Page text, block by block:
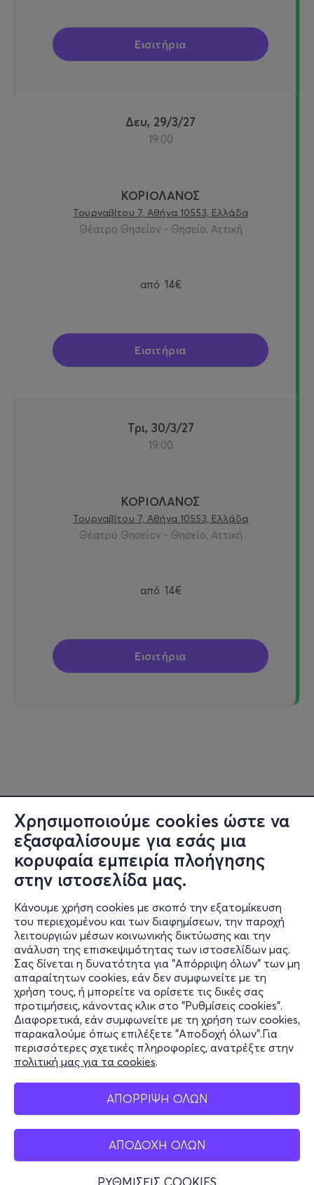
Χρησιμοποιούμε cookies ώστε να
εξασφαλίσουμε για εσάς μια
κορυφαία εμπειρία πλοήγησης
στην ιστοσελίδα μας.
Κάνουμε χρήση cookies με σκοπό την εξατομίκευση
του περιεχομένου και των διαφημίσεων, την παροχή
λειτουργιών μέσων κοινωνικής δικτύωσης και την
ανάλυση της επισκεψιμότητας των ιστοσελίδων μας.
Σας δίνεται η δυνατότητα για "Απόρριψη όλων" των μη
απαραίτητων cookies, εάν δεν συμφωνείτε με τη
χρήση τους, ή μπορείτε να ορίσετε τις δικές σας
προτιμήσεις, κάνοντας κλικ στο "Ρυθμίσεις cookies".
Διαφορετικά, εάν συμφωνείτε με τη χρήση των cookies,
παρακαλούμε όπως επιλέξετε "Αποδοχή όλων".Για
περισσότερες σχετικές πληροφορίες, ανατρέξτε στην
πολιτική μας για τα cookies.
ΑΠΟΡΡΙΨΗ ΟΛΩΝ
ΑΠΟΔΟΧΗ ΟΛΩΝ
ΡΥΘΜΙΣΕΙΣ COOKIES
Εισιτήρια
Δευ, 29/3/27
19:00
ΚΟΡΙΟΛΑΝΟΣ
Τουρναβίτου 7, Αθήνα 10553, Ελλάδα
Θέατρο Θησείον - Θησείο, Αττική
από 14€
Εισιτήρια
Τρι, 30/3/27
19:00
ΚΟΡΙΟΛΑΝΟΣ
Τουρναβίτου 7, Αθήνα 10553, Ελλάδα
Θέατρο Θησείον - Θησείο, Αττική
από 14€
Εισιτήρια
Πληροφορίες
Υποστήριξη
Stay Connected
Mobile app